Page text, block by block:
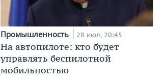
Промышленность 28 июл, 20:45
На автопилоте: кто будет
управлять беспилотной
мобильностью